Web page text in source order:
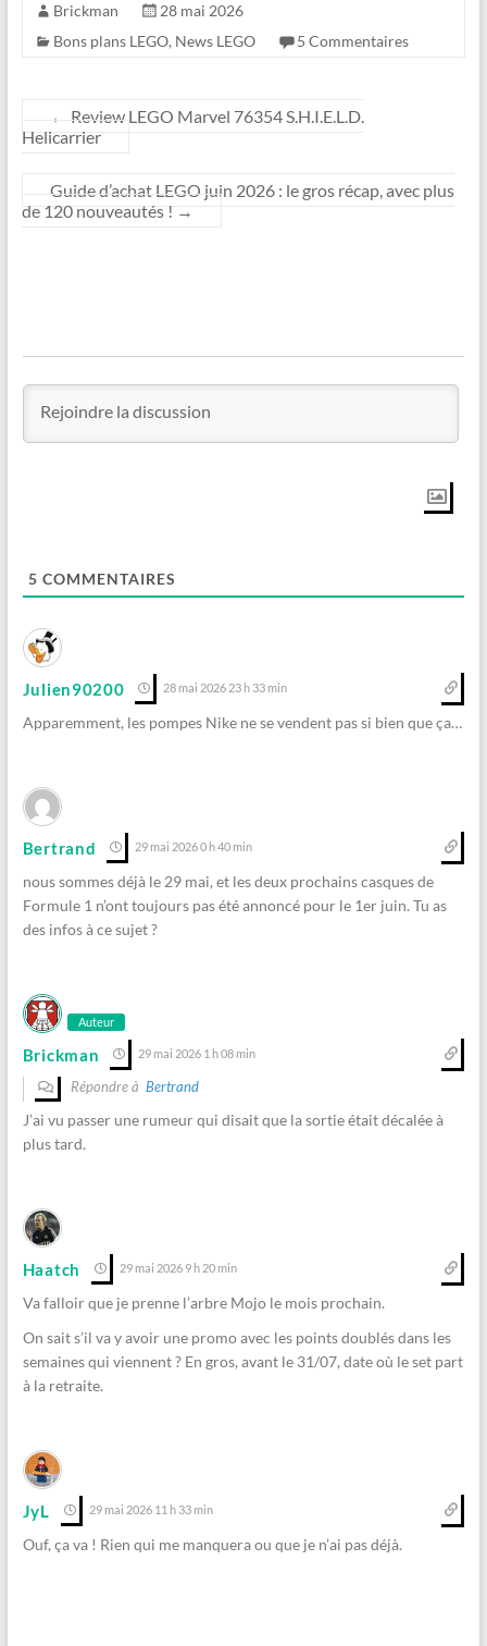
Brickman
28 mai 2026
Bons plans LEGO, News LEGO 5 Commentaires
←
Review LEGO Marvel 76354 S.H.I.E.L.D.
Helicarrier
Guide d’achat LEGO juin 2026 : le gros récap, avec plus
de 120 nouveautés ! →
5 COMMENTAIRES
Julien90200 28 mai 2026 23 h 33 min
Apparemment, les pompes Nike ne se vendent pas si bien que ça…
Bertrand 29 mai 2026 0 h 40 min
nous sommes déjà le 29 mai, et les deux prochains casques de
Formule 1 n’ont toujours pas été annoncé pour le 1er juin. Tu as
des infos à ce sujet ?
Auteur
Brickman 29 mai 2026 1 h 08 min
Répondre à Bertrand
J’ai vu passer une rumeur qui disait que la sortie était décalée à
plus tard.
Haatch 29 mai 2026 9 h 20 min
Va falloir que je prenne l’arbre Mojo le mois prochain.
On sait s’il va y avoir une promo avec les points doublés dans les
semaines qui viennent ? En gros, avant le 31/07, date où le set part
à la retraite.
JyL 29 mai 2026 11 h 33 min
Ouf, ça va ! Rien qui me manquera ou que je n’ai pas déjà.